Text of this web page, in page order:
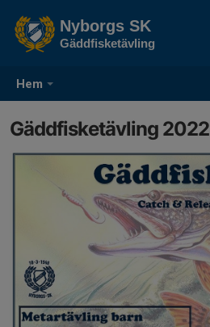
Hem
Nyborgs SK
Gäddfisketävling
Gäddfisketävling 2022